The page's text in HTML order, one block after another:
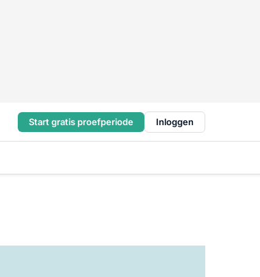
Start gratis proefperiode Inloggen